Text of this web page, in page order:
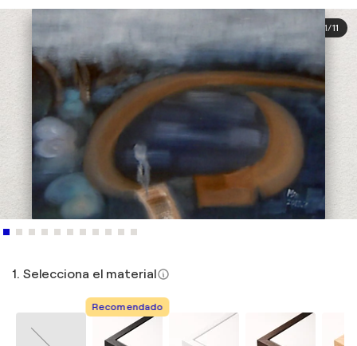
1/11
1. Selecciona el material
Recomendado